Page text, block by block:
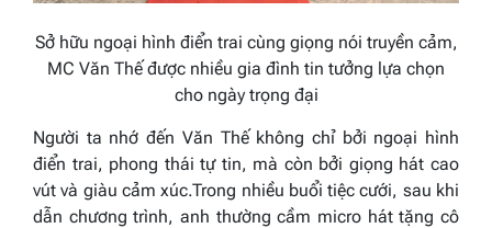
Sở hữu ngoại hình điển trai cùng giọng nói truyền cảm,
MC Văn Thế được nhiều gia đình tin tưởng lựa chọn
cho ngày trọng đại
Người ta nhớ đến Văn Thế không chỉ bởi ngoại hình
điển trai, phong thái tự tin, mà còn bởi giọng hát cao
vút và giàu cảm xúc.Trong nhiều buổi tiệc cưới, sau khi
dẫn chương trình, anh thường cầm micro hát tặng cô